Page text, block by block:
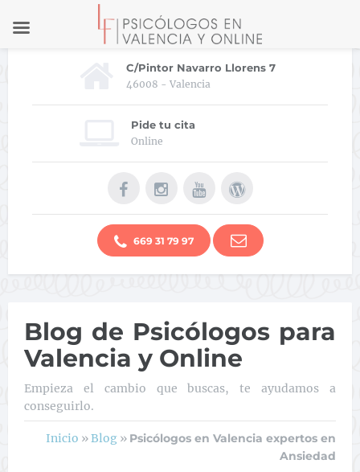
C/Pintor Navarro Llorens 7
46008 - Valencia
Pide tu cita
Online
669 31 79 97
Blog de Psicólogos para
Valencia y Online
Empieza el cambio que buscas, te ayudamos a
conseguirlo.
Inicio »Blog » Psicólogos en Valencia expertos en
Ansiedad